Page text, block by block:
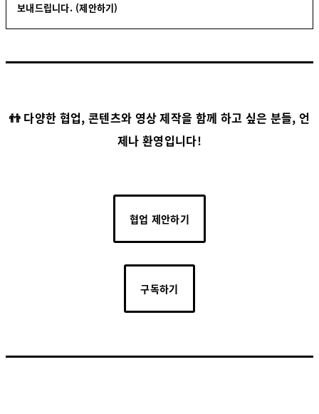
보내드립니다.(제안하기)
👬 다양한 협업, 콘텐츠와 영상 제작을 함께 하고 싶은 분들, 언
제나 환영입니다!
협업 제안하기
구독하기